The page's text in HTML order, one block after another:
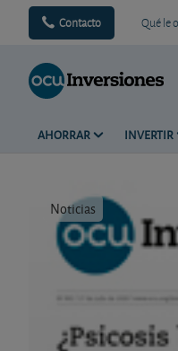
Contacto Qué le
AHORRAR INVERTIR
Noticias